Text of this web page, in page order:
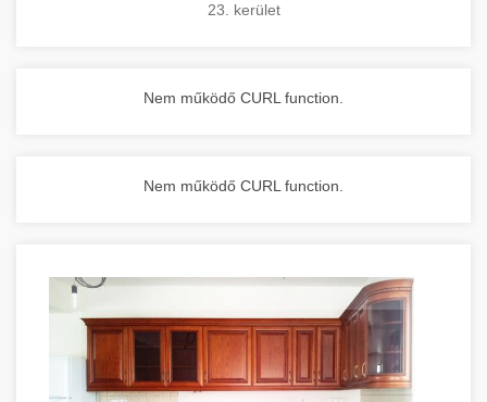
23. kerület
Nem működő CURL function.
Nem működő CURL function.